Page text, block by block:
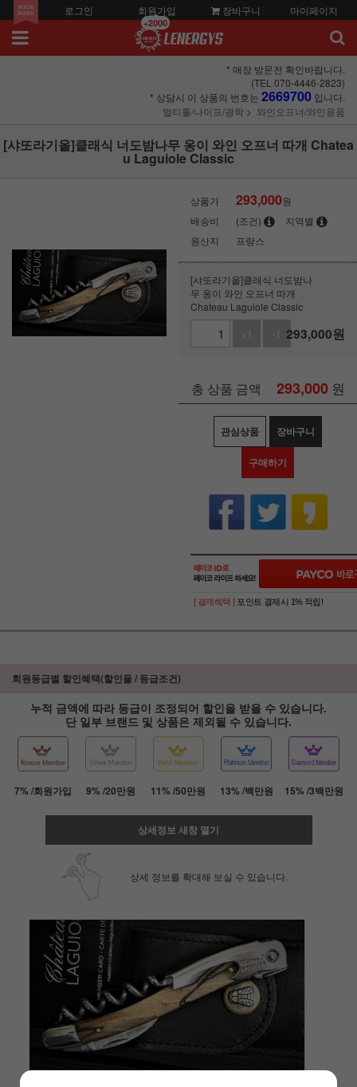
로그인 회원가입
+2000
장바구니 마이페이지
* 매장 방문전 확인바랍니다.
(TEL 070-4446-2823)
* 상담시 이 상품의 번호는 2669700 입니다.
멀티툴/나이프/광학
와인오프너/와인용품
[샤또라기올]클래식 너도밤나무 옹이 와인 오프너 따개 Chatea
u Laguiole Classic
상품가 293,000원
배송비
(조건)
지역별
원산지
프랑스
[샤또라기올]클래식 너도밤나
무 옹이 와인 오프너 따개
Chateau Laguiole Classic
+1
-1 293,000원
총 상품 금액 293,000 원
관심상품 장바구니
구매하기
페이코 ID로 페
[ 결제혜택 ] 포인트 결제시 1% 적립!
회원등급별 할인혜택(할인율 / 등급조건)
누적 금액에 따라 등급이 조정되어 할인을 받을 수 있습니다.
단 일부 브랜드 및 상품은 제외될 수 있습니다.
7% /회원가입 9% /20만원 11% /50만원 13% /백만원 15% /3백만원
상세정보 새창 열기
상세 정보를 확대해 보실 수 있습니다.